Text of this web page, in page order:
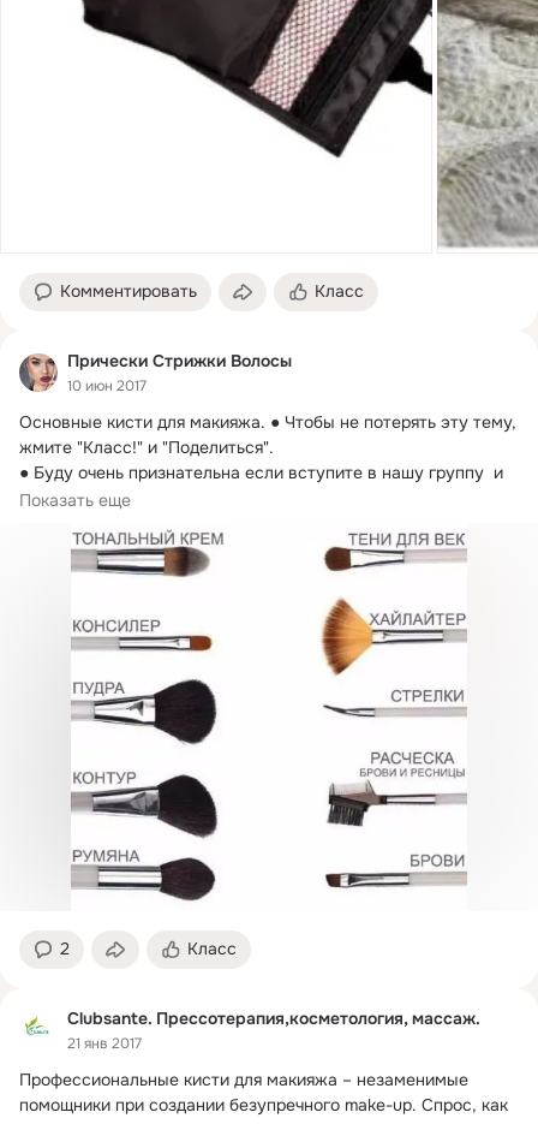
Комментировать Класс
Прически Стрижки Волосы
10 июн 2017
Основные кисти для макияжа. ● Чтобы не потерять эту тему,
жмите "Класс!" и "Поделиться".
● Буду очень признательна если вступите в нашу группу  и
пригласите своих друзей
Показать еще
2 Класс
Clubsante. Прессотерапия,косметология, массаж.
21 янв 2017
Профессиональные кисти для макияжа – незаменимые
помощники при создании безупречного make-up. Спрос, как